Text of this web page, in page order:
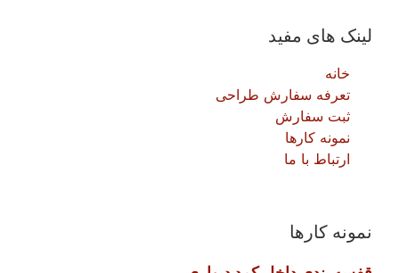
لینک های مفید
خانه
تعرفه سفارش طراحی
ثبت سفارش
نمونه کارها
ارتباط با ما
نمونه کارها